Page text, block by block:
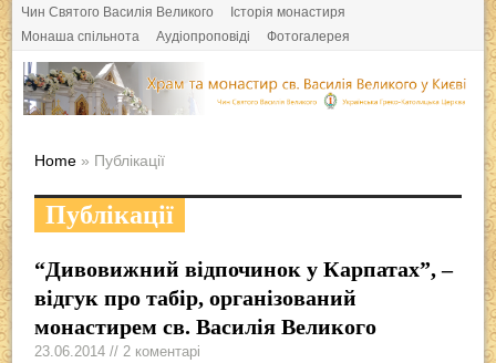
Чин Святого Василія Великого
Історія монастиря
Монаша спільнота
Аудіопроповіді Фотогалерея
Home » Публікації
Публікації
“Дивовижний відпочинок у Карпатах”, –
відгук про табір, організований
монастирем св. Василія Великого
23.06.2014 // 2 коментарі